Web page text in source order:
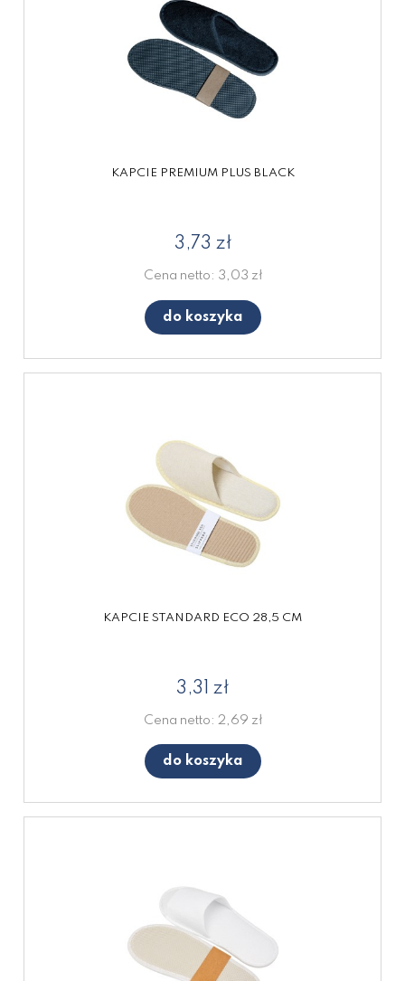
KAPCIE PREMIUM PLUS BLACK
3,73 zł
Cena netto: 3,03 zł
do koszyka
KAPCIE STANDARD ECO 28,5 CM
3,31 zł
Cena netto: 2,69 zł
do koszyka